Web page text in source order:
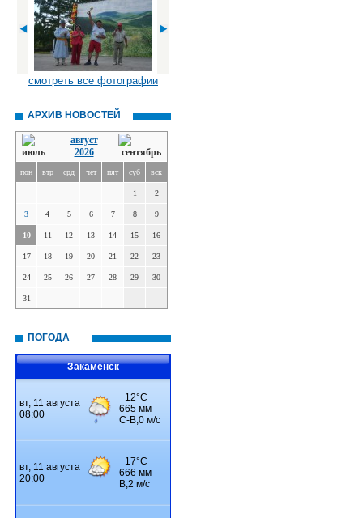
смотреть все фотографии
АРХИВ НОВОСТЕЙ
август
2026
пон втр срд чет пят суб вск
1 2
3 4 5 6 7 8 9
10 11 12 13 14 15 16
17 18 19 20 21 22 23
24 25 26 27 28 29 30
31
ПОГОДА
Закаменск